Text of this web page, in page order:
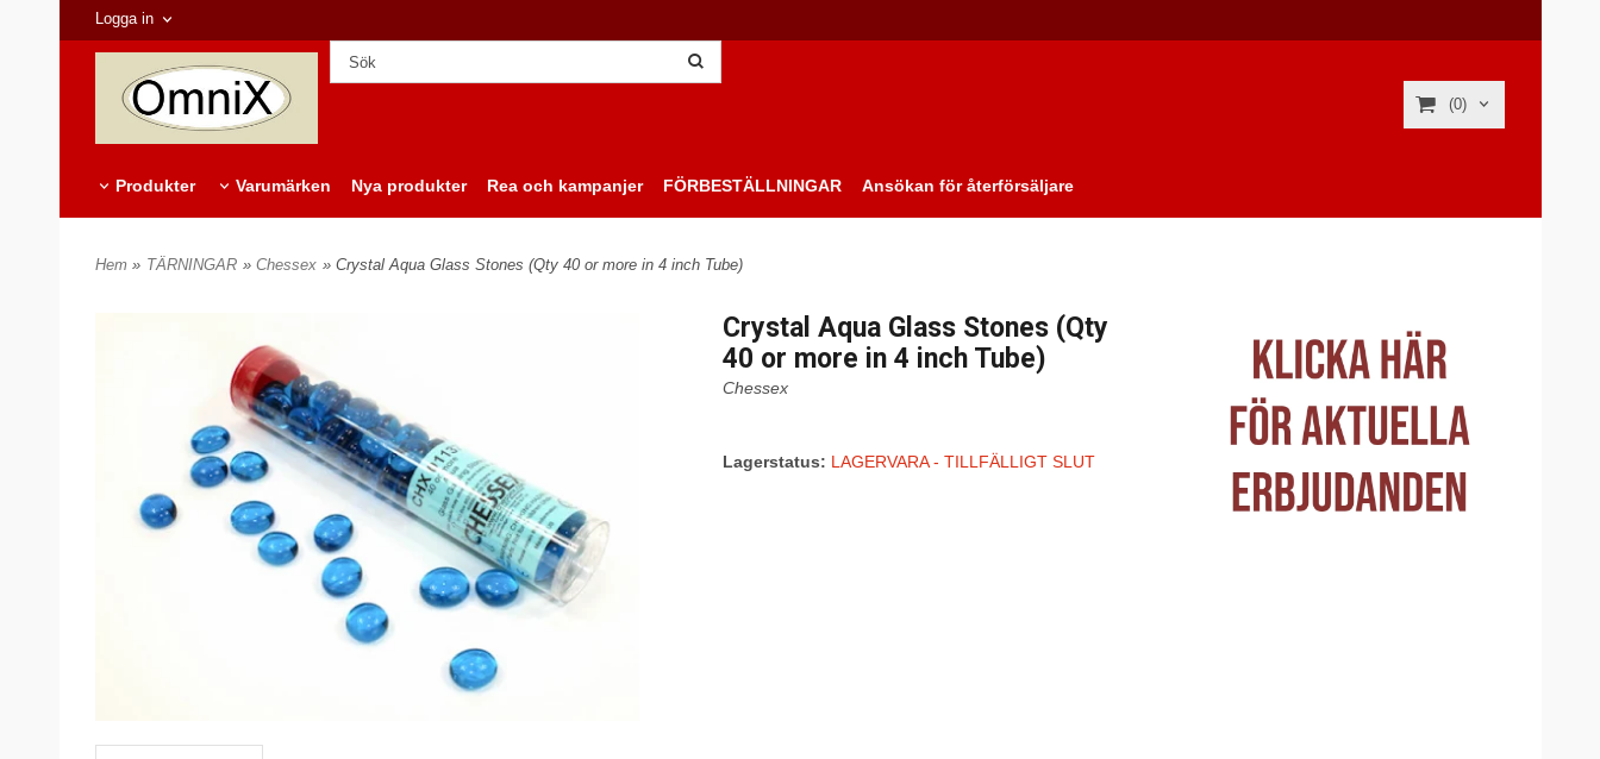
Logga in
(0)
Produkter Varumärken Nya produkter Rea och kampanjer FÖRBESTÄLLNINGAR Ansökan för återförsäljare
Hem » TÄRNINGAR » Chessex » Crystal Aqua Glass Stones (Qty 40 or more in 4 inch Tube)
Crystal Aqua Glass Stones (Qty
40 or more in 4 inch Tube)
Chessex
Lagerstatus: LAGERVARA - TILLFÄLLIGT SLUT